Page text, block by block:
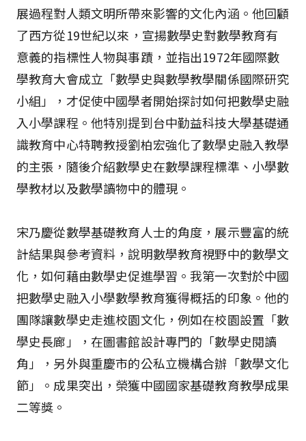
展過程對人類文明所帶來影響的文化內涵。他回顧
了西方從19世紀以來，宣揚數學史對數學教育有
意義的指標性人物與事蹟，並指出1972年國際數
學教育大會成立「數學史與數學教學關係國際研究
小組」，才促使中國學者開始探討如何把數學史融
入小學課程。他特別提到台中勤益科技大學基礎通
識教育中心特聘教授劉柏宏強化了數學史融入教學
的主張，隨後介紹數學史在數學課程標準、小學數
學教材以及數學讀物中的體現。
宋乃慶從數學基礎教育人士的角度，展示豐富的統
計結果與參考資料，說明數學教育視野中的數學文
化，如何藉由數學史促進學習。我第一次對於中國
把數學史融入小學數學教育獲得概括的印象。他的
團隊讓數學史走進校園文化，例如在校園設置「數
學史長廊」，在圖書館設計專門的「數學史閱讀
角」，另外與重慶市的公私立機構合辦「數學文化
節」。成果突出，榮獲中國國家基礎教育教學成果
二等獎。